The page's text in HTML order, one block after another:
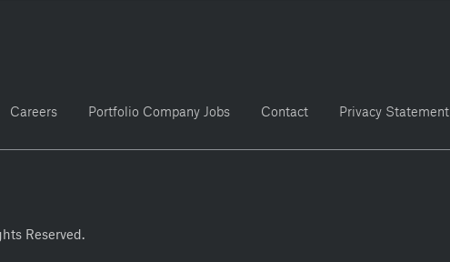
Careers Portfolio Company Jobs Contact Privacy Statement
Reserved.